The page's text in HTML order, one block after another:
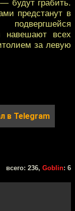
будут грабить.
предстанут в
навешают всех
за левую
в Telegram
всего: 236, Goblin: 6